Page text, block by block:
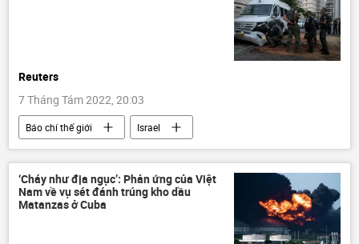
Reuters
7 Tháng Tám 2022, 20:03
Báo chí thế giới
Israel
Vòng xoáy căng thẳng mới ở Trung Đông
Quân sự
Thế giới Gaza
‘Cháy như địa ngục’: Phản ứng của Việt
Nam về vụ sét đánh trúng kho dầu
Matanzas ở Cuba